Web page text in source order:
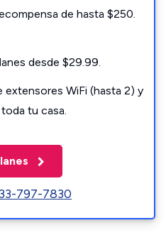
de hasta $250.
desde $29.99.
extensores WiFi (hasta 2) y
tu casa.
797-7830